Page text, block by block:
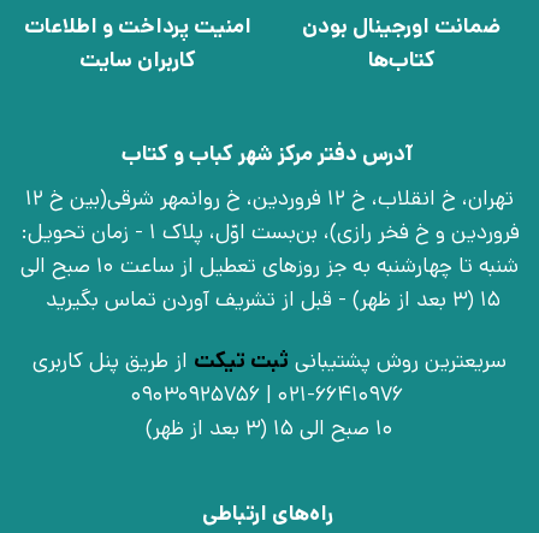
ضمانت اورجینال بودن
کتاب‌ها
امنیت پرداخت و اطلاعات
کاربران سایت
آدرس دفتر مرکز شهر کباب و کتاب
تهران، خ انقلاب، خ 12 فروردین، خ روانمهر شرقی(بین خ 12
فروردین و خ فخر رازی)، بن‌بست اوّل، پلاک 1 - زمان تحویل:
شنبه تا چهارشنبه به جز روزهای تعطیل از ساعت 10 صبح الی
15 (3 بعد از ظهر) - قبل از تشریف آوردن تماس بگیرید
سریعترین روش پشتیبانی ثبت تیکت از طریق پنل کاربری
021-66410976 | 09030925756
10 صبح الی 15 (3 بعد از ظهر)
راه‌های ارتباطی